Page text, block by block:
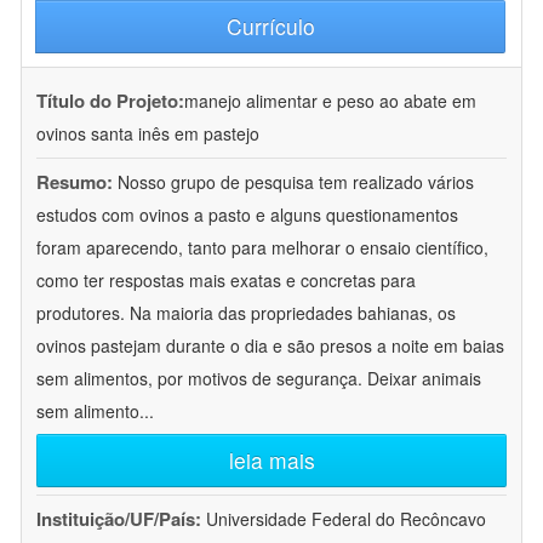
Currículo
Título do Projeto:manejo alimentar e peso ao abate em
ovinos santa inês em pastejo
Resumo: Nosso grupo de pesquisa tem realizado vários
estudos com ovinos a pasto e alguns questionamentos
foram aparecendo, tanto para melhorar o ensaio científico,
como ter respostas mais exatas e concretas para
produtores. Na maioria das propriedades bahianas, os
ovinos pastejam durante o dia e são presos a noite em baias
sem alimentos, por motivos de segurança. Deixar animais
sem alimento...
leia mais
Instituição/UF/País: Universidade Federal do Recôncavo